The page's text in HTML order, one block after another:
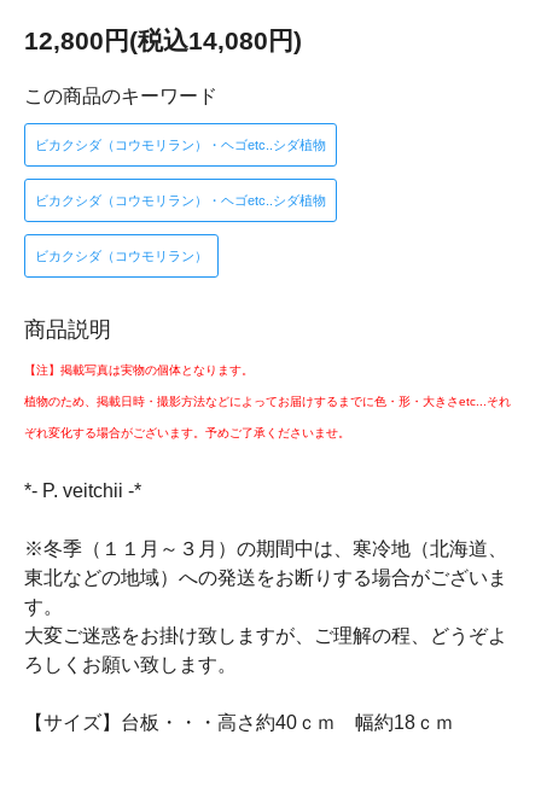
12,800円(税込14,080円)
この商品のキーワード
ビカクシダ（コウモリラン）・ヘゴetc..シダ植物
ビカクシダ（コウモリラン）・ヘゴetc..シダ植物
ビカクシダ（コウモリラン）
商品説明
【注】掲載写真は実物の個体となります。
植物のため、掲載日時・撮影方法などによってお届けするまでに色・形・大きさetc...それ
ぞれ変化する場合がございます。予めご了承くださいませ。
*- P. veitchii -*
※冬季（１１月～３月）の期間中は、寒冷地（北海道、
東北などの地域）への発送をお断りする場合がございま
す。
大変ご迷惑をお掛け致しますが、ご理解の程、どうぞよ
ろしくお願い致します。
【サイズ】台板・・・高さ約40ｃｍ 幅約18ｃｍ